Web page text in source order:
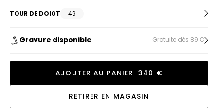
TOUR DE DOIGT 49
Gravure disponible Gratuite dès 89 €
AJOUTER AU PANIER 340 €
RETIRER EN MAGASIN